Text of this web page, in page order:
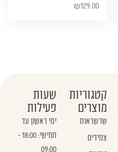
₪129.00
קטגוריות
מוצרים
שרשראות
צמידים
שעות
פעילות
ימי ראשון עד
חמישי: 18:00 -
09:00